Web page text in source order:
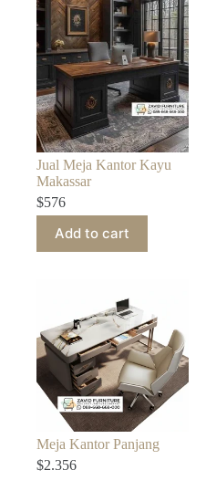
Jual Meja Kantor Kayu
Makassar
$576
Add to cart
Meja Kantor Panjang
$2.356